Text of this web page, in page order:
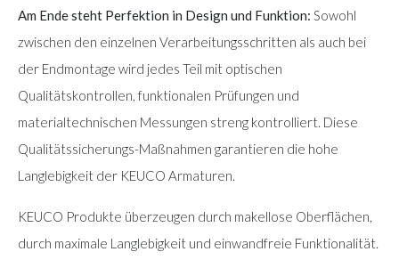
Am Ende steht Perfektion in Design und Funktion: Sowohl
zwischen den einzelnen Verarbeitungsschritten als auch bei
der Endmontage wird jedes Teil mit optischen
Qualitätskontrollen, funktionalen Prüfungen und
materialtechnischen Messungen streng kontrolliert. Diese
Qualitätssicherungs-Maßnahmen garantieren die hohe
Langlebigkeit der KEUCO Armaturen.
KEUCO Produkte überzeugen durch makellose Oberflächen,
durch maximale Langlebigkeit und einwandfreie Funktionalität.